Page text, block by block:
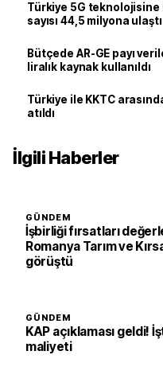
Türkiye 5G teknolojisine
sayısı 44,5 milyona ulaştı
Bütçede AR-GE payı
liralık kaynak kullanıldı
Türkiye ile KKTC
atıldı
İlgili Haberler
GÜNDEM
İşbirliği fırsatları
Romanya Tarım ve
görüştü
GÜNDEM
KAP açıklaması geldi!
maliyeti